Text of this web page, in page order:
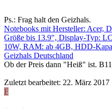
Ps.: Frag halt den Geizhals.
Notebooks mit Hersteller: Acer,
Größe bis 13.9", Display-Typ:
10W, RAM: ab 4GB, HDD-
Geizhals Deutschland
Ob der Preis dann "Heiß" ist.
Zuletzt bearbeitet: 22. März 2017
F